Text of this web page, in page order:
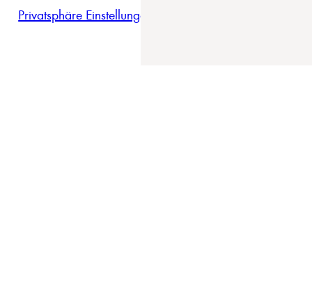
Privatsphäre Einstellungen